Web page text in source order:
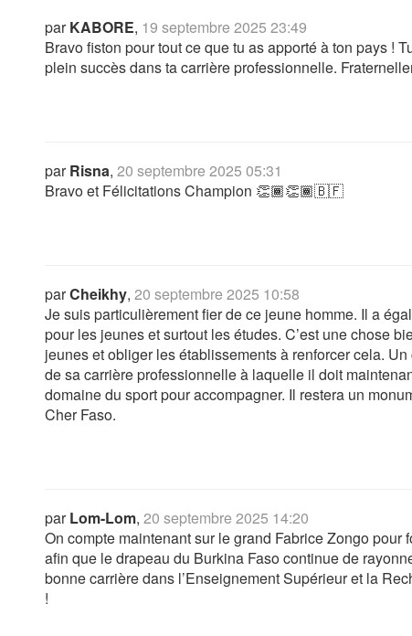
parKABORE, 19 septembre 2025 23:49
Bravo fiston pour tout ce que tu as apporté à ton pays !
plein succès dans ta carrière professionnelle.
parRisna, 20 septembre 2025 05:31
Bravo et Félicitations Champion 👏🏾👏🏾🇧🇫
parCheikhy, 20 septembre 2025 10:58
Je suis particulièrement fier de ce jeune homme. Il a
pour les jeunes et surtout les études. C’est une chose
jeunes et obliger les établissements à renforcer cela.
de sa carrière professionnelle à laquelle il doit
domaine du sport pour accompagner. Il restera un
Cher Faso.
parLom-Lom, 20 septembre 2025 14:20
On compte maintenant sur le grand Fabrice Zongo
afin que le drapeau du Burkina Faso continue de
bonne carrière dans l’Enseignement Supérieur et la
!